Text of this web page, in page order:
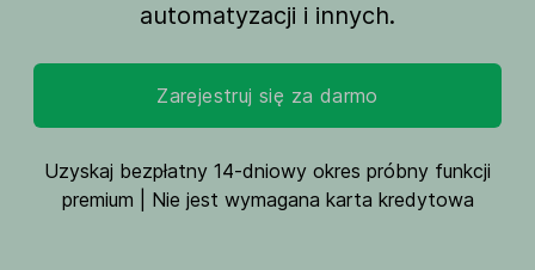
automatyzacji i innych.
Zarejestruj się za darmo
Uzyskaj bezpłatny 14-dniowy okres próbny funkcji
premium | Nie jest wymagana karta kredytowa